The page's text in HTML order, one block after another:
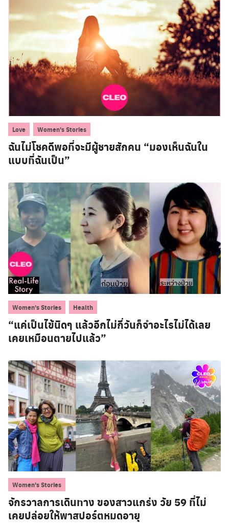
Love Women's Stories
ฉันไม่โชคดีพอที่จะมีผู้ชายสักคน “มองเห็นฉันใน
แบบที่ฉันเป็น”
Women's Stories Health
“แค่เป็นไข้นิดๆ แล้วอีกไม่กี่วันก็จำอะไรไม่ได้เลย
เคยเหมือนตายไปแล้ว”
Women's Stories
จักรวาลการเดินทาง ของสาวแกร่ง วัย 59 ที่ไม่
เคยปล่อยให้พาสปอร์ตหมดอายุ